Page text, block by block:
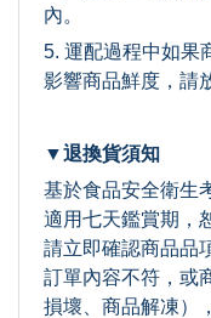
內。
5. 運配過程中如果
影響商品鮮度，請
▼退換貨須知
基於食品安全衛生
適用七天鑑賞期，
請立即確認商品品
訂單內容不符，或
損壞、商品解凍）